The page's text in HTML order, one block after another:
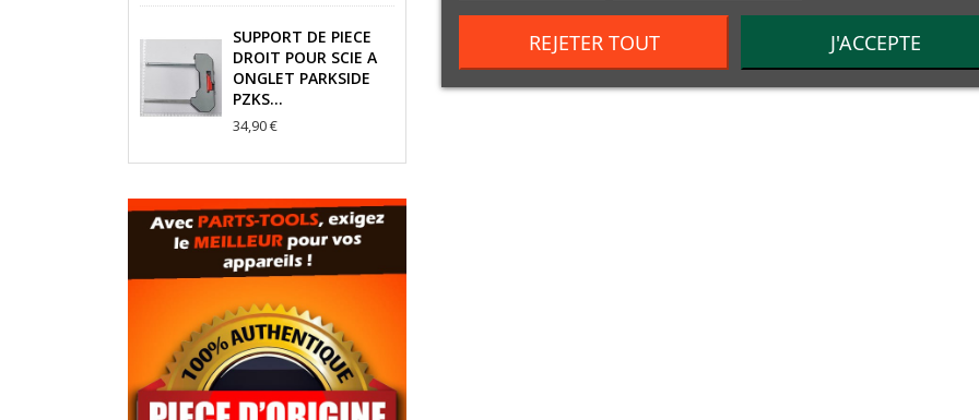
SUPPORT DE PIECE
DROIT POUR SCIE A
ONGLET PARKSIDE
PZKS...
34,90 €
REJETER TOUT J'ACCEPTE